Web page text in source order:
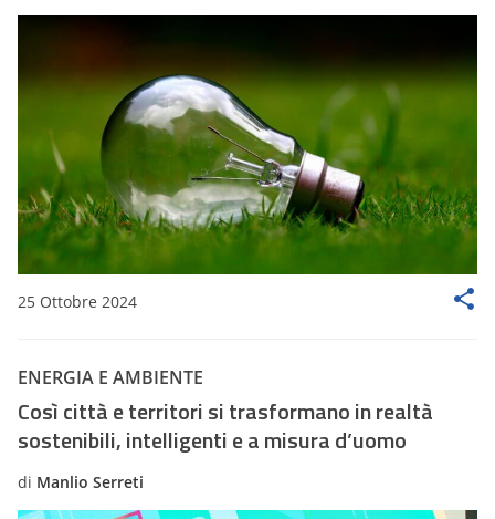
25 Ottobre 2024
ENERGIA E AMBIENTE
Così città e territori si trasformano in realtà
sostenibili, intelligenti e a misura d’uomo
di Manlio Serreti